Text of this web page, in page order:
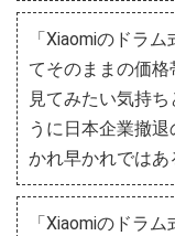
「Xiaomiのドラ
てそのままの価
見てみたい気持
うに日本企業撤
かれ早かれでは
「Xiaomiのドラ